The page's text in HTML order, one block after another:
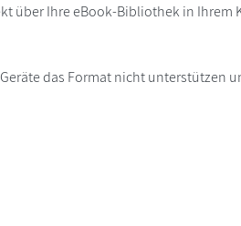
über Ihre eBook-Bibliothek in
das Format nicht unterstützen